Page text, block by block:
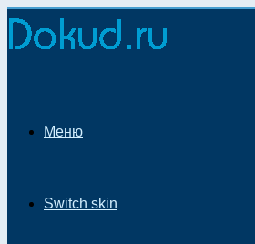
Меню
Switch skin